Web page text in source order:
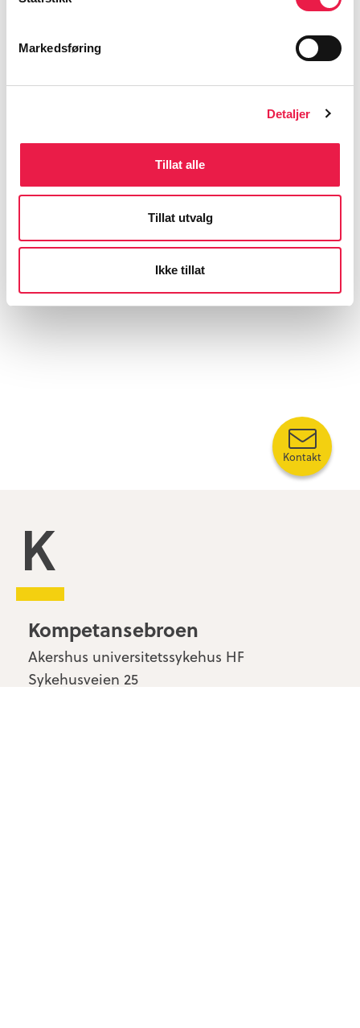
Markedsføring
Detaljer
Tillat alle
Tillat utvalg
Ikke tillat
Kompetansebroen
Kompetansebroen
Akershus universitetssykehus HF
Sykehusveien 25
Kontakt